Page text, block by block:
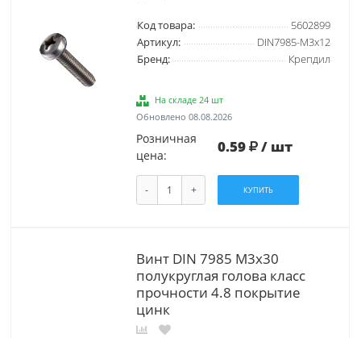
Код товара:
5602899
Артикул:
DIN7985-М3х12
Бренд:
Крепдил
На складе 24 шт
Обновлено 08.08.2026
Розничная
цена:
0.59 / шт
- + КУПИТЬ
Винт DIN 7985 М3х30
полукруглая голова класс
прочности 4.8 покрытие
цинк